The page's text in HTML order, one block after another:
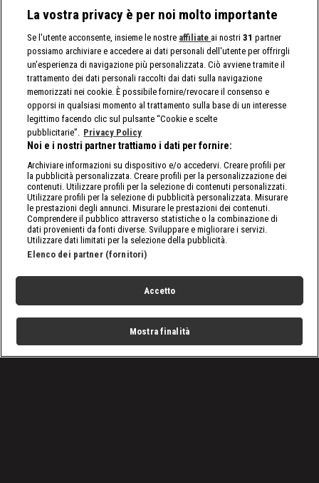
La vostra privacy è per noi molto importante
Se l'utente acconsente, insieme le nostre affiliate ai nostri31 partner
possiamo archiviare e accedere ai dati personali dell'utente per offrirgli
un'esperienza di navigazione più personalizzata. Ciò avviene tramite il
trattamento dei dati personali raccolti dai dati sulla navigazione
memorizzati nei cookie. È possibile fornire/revocare il consenso e
opporsi in qualsiasi momento al trattamento sulla base di un interesse
legittimo facendo clic sul pulsante “Cookie e scelte
pubblicitarie”. Privacy Policy
Noi e i nostri partner trattiamo i dati per fornire:
Archiviare informazioni su dispositivo e/o accedervi. Creare profili per
la pubblicità personalizzata. Creare profili per la personalizzazione dei
contenuti. Utilizzare profili per la selezione di contenuti personalizzati.
Utilizzare profili per la selezione di pubblicità personalizzata. Misurare
le prestazioni degli annunci. Misurare le prestazioni dei contenuti.
Comprendere il pubblico attraverso statistiche o la combinazione di
dati provenienti da fonti diverse. Sviluppare e migliorare i servizi.
Utilizzare dati limitati per la selezione della pubblicità.
Elenco dei partner (fornitori)
Accetto
Mostra finalità